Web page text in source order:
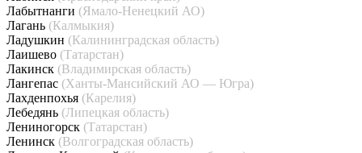
Лабытнанги (Ямало-Ненецкий АО)
Лагань (Калмыкия)
Ладушкин (Калининградская область)
Лаишево (Татарстан)
Лакинск (Владимирская область)
Лангепас (Ханты-Мансийский АО — Югра)
Лахденпохья (Карелия)
Лебедянь (Липецкая область)
Лениногорск (Татарстан)
Ленинск (Волгоградская область)